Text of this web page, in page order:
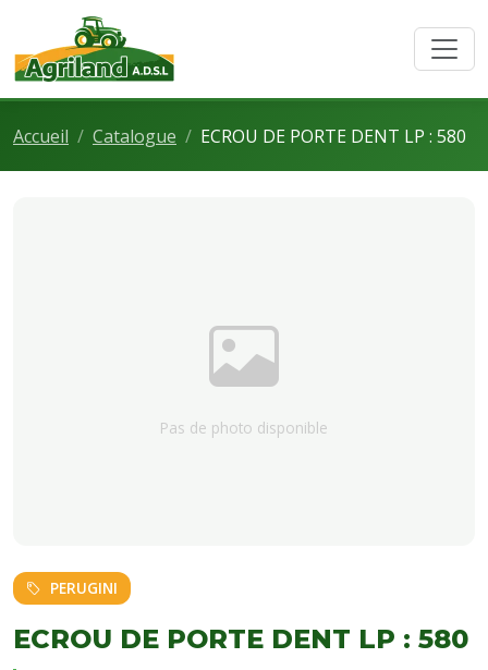
Accueil Catalogue ECROU DE PORTE DENT LP : 580
Pas de photo disponible
PERUGINI
ECROU DE PORTE DENT LP : 580